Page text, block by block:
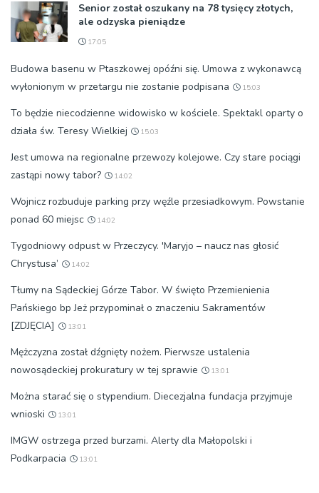
Senior został oszukany na 78 tysięcy złotych,
ale odzyska pieniądze
17:05
Budowa basenu w Ptaszkowej opóźni się. Umowa z wykonawcą
wyłonionym w przetargu nie zostanie podpisana
15:03
To będzie niecodzienne widowisko w kościele. Spektakl oparty o
działa św. Teresy Wielkiej
15:03
Jest umowa na regionalne przewozy kolejowe. Czy stare pociągi
zastąpi nowy tabor?
14:02
Wojnicz rozbuduje parking przy węźle przesiadkowym. Powstanie
ponad 60 miejsc
14:02
Tygodniowy odpust w Przeczycy. 'Maryjo – naucz nas głosić
Chrystusa’
14:02
Tłumy na Sądeckiej Górze Tabor. W święto Przemienienia
Pańskiego bp Jeż przypominał o znaczeniu Sakramentów
[ZDJĘCIA]
13:01
Mężczyzna został dźgnięty nożem. Pierwsze ustalenia
nowosądeckiej prokuratury w tej sprawie
13:01
Można starać się o stypendium. Diecezjalna fundacja przyjmuje
wnioski
13:01
IMGW ostrzega przed burzami. Alerty dla Małopolski i
Podkarpacia
13:01